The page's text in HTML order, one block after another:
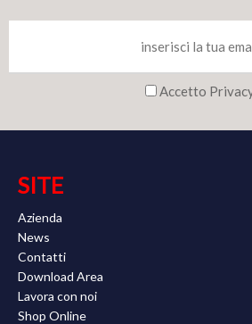
Accetto
SITE
Azienda
News
Contatti
Download Area
Lavora con noi
Shop Online